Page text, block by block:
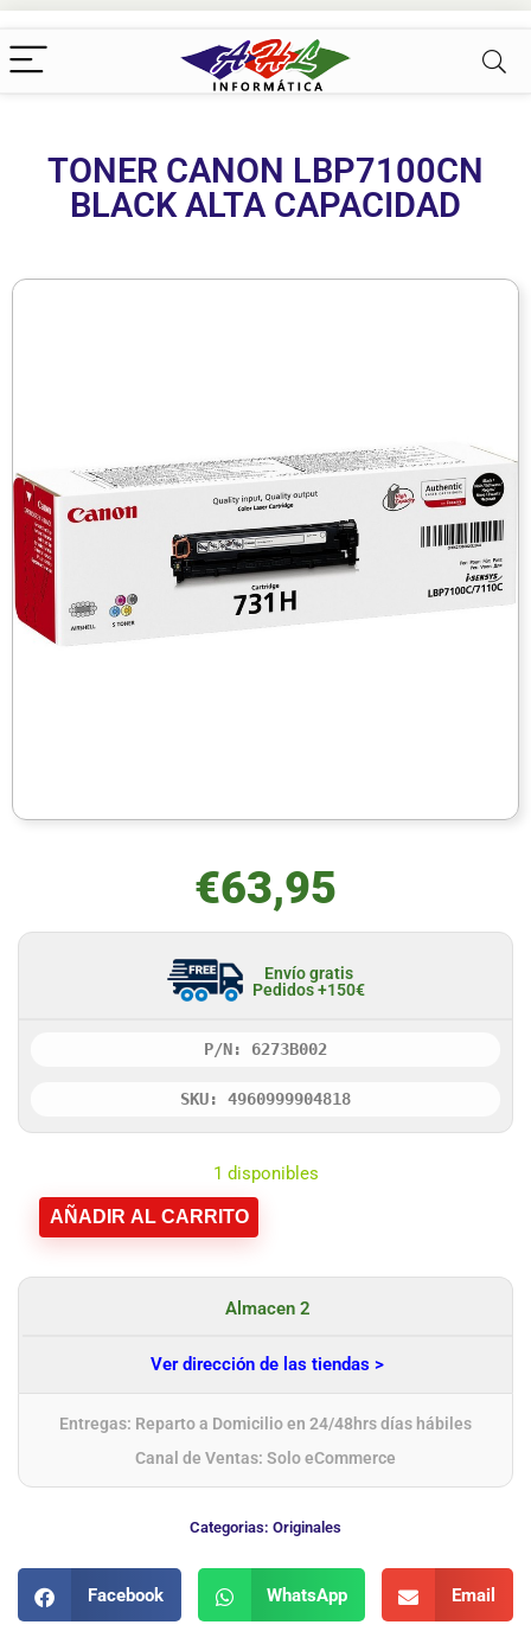
TONER CANON LBP7100CN
BLACK ALTA CAPACIDAD
€63,95
Envío gratis
Pedidos +150€
P/N: 6273B002
SKU: 4960999904818
1 disponibles
AÑADIR AL CARRITO
Almacen 2
Ver dirección de las tiendas >
Entregas: Reparto a Domicilio en 24/48hrs días hábiles
Canal de Ventas: Solo eCommerce
Categorias: Originales
Facebook WhatsApp Email